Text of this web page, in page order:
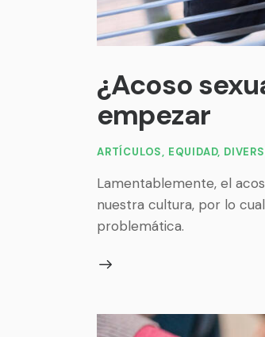
¿Acoso
empezar
ARTÍCULOS, EQUIDAD,
Lamentablemente, el
nuestra cultura, por lo
problemática.